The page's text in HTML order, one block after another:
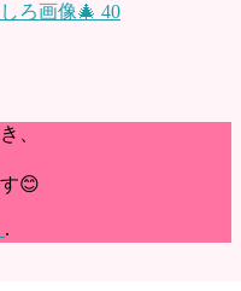
ろ画像🎄 40
、
😊
.